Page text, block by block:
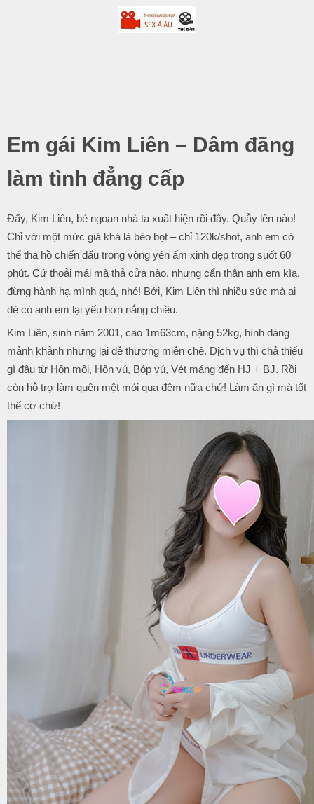
Em gái Kim Liên – Dâm đãng
làm tình đẳng cấp
Đấy, Kim Liên, bé ngoan nhà ta xuất hiện rồi đây. Quẫy lên nào!
Chỉ với một mức giá khá là bèo bọt – chỉ 120k/shot, anh em có
thể tha hồ chiến đấu trong vòng yên ấm xinh đẹp trong suốt 60
phút. Cứ thoải mái mà thả cửa nào, nhưng cẩn thận anh em kìa,
đừng hành hạ mình quá, nhé! Bởi, Kim Liên thì nhiều sức mà ai
dè có anh em lại yếu hơn nắng chiều.
Kim Liên, sinh năm 2001, cao 1m63cm, nặng 52kg, hình dáng
mảnh khảnh nhưng lại dễ thương miễn chê. Dịch vụ thì chả thiếu
gì đâu từ Hôn môi, Hôn vú, Bóp vú, Vét máng đến HJ + BJ. Rồi
còn hỗ trợ làm quên mệt mỏi qua đêm nữa chứ! Làm ăn gì mà tốt
thế cơ chứ!